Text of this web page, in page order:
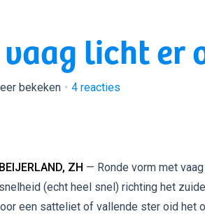
licht er
bekeken 4 reacties
ZH — Ronde vorm met
(echt heel snel) richting het
een satteliet of vallende ster oid het